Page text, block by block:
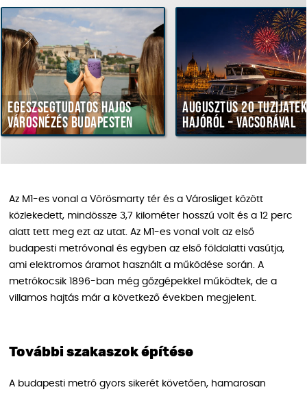
hajós
Budapesten
Augusztus 20 tűzijáték
hajóról – vacsorával
Az M1-es vonal a Vörösmarty tér és a Városliget között
közlekedett, mindössze 3,7 kilométer hosszú volt és a 12 perc
alatt tett meg ezt az utat. Az M1-es vonal volt az első
budapesti metróvonal és egyben az első földalatti vasútja,
ami elektromos áramot használt a működése során. A
metrókocsik 1896-ban még gőzgépekkel működtek, de a
villamos hajtás már a következő években megjelent.
További szakaszok építése
A budapesti metró gyors sikerét követően, hamarosan